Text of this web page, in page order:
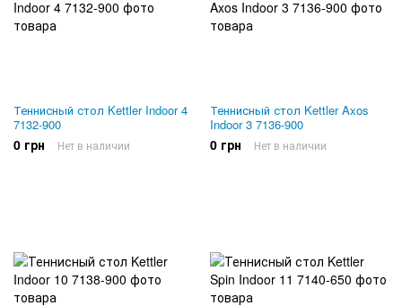
Теннисный стол Kettler Indoor 4
7132-900
0 грн Нет в наличии
Теннисный стол Kettler Axos
Indoor 3 7136-900
0 грн Нет в наличии